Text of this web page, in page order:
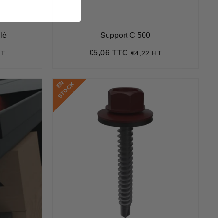
Support C 500
Prix
€5,06 TTC €5,06
€4,22 HT
E
N
S
T
O
C
K